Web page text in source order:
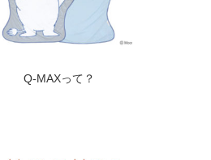
Q-MAXって？